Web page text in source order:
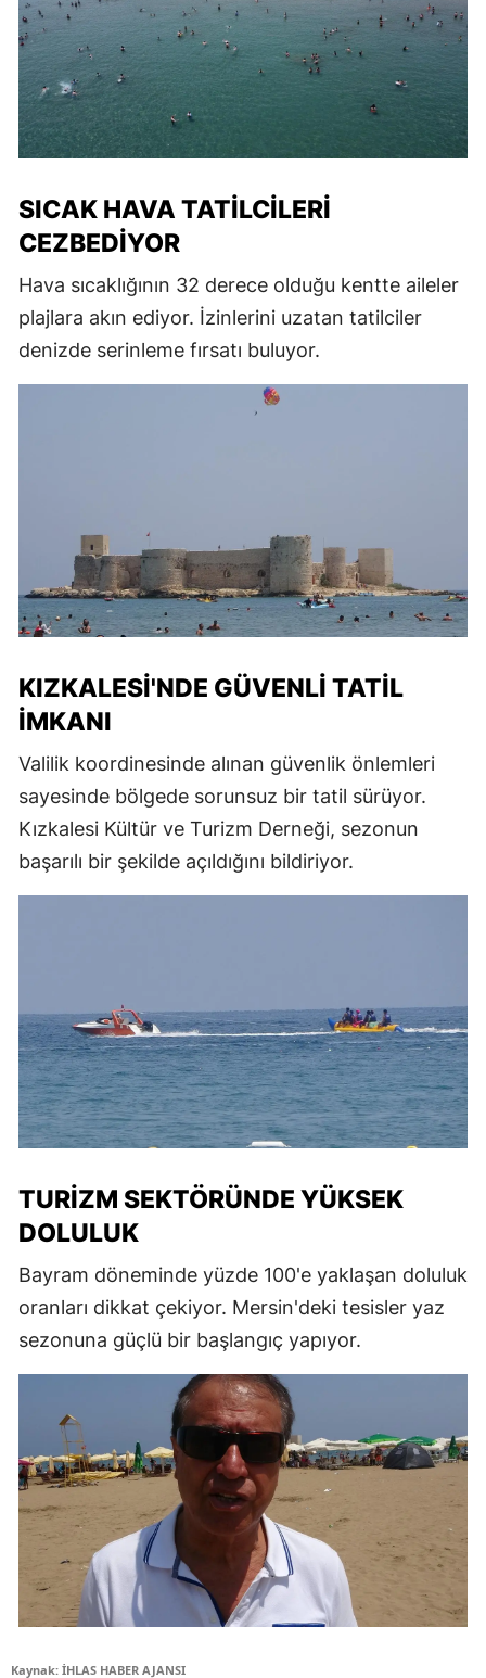
SICAK HAVA TATILCILERI
CEZBEDIYOR
Hava sıcaklığının 32 derece olduğu kentte aileler
plajlara akın ediyor. İzinlerini uzatan tatilciler
denizde serinleme fırsatı buluyor.
KIZKALESI'NDE GÜVENLI TATIL
İMKANI
Valilik koordinesinde alınan güvenlik önlemleri
sayesinde bölgede sorunsuz bir tatil sürüyor.
Kızkalesi Kültür ve Turizm Derneği, sezonun
başarılı bir şekilde açıldığını bildiriyor.
TURIZM SEKTÖRÜNDE YÜKSEK
DOLULUK
Bayram döneminde yüzde 100'e yaklaşan doluluk
oranları dikkat çekiyor. Mersin'deki tesisler yaz
sezonuna güçlü bir başlangıç yapıyor.
Kaynak: İHLAS HABER AJANSI